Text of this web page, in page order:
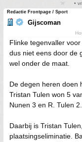
•
Redactie Frontpage / Sport
Gijscoman
Flinke tegenvaller
dus niet eens door de
wel onder de maat.
De degen heren doen
Tristan Tulen won 5
Nunen 3 en R. Tulen
Daarbij is Tristan
plaatsingseliminatie.